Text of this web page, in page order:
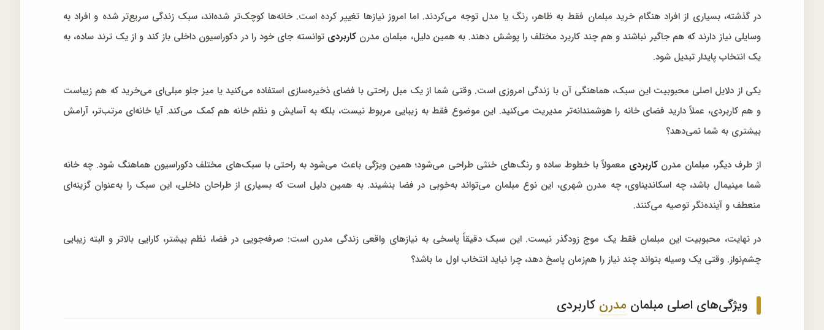
در گذشته، بسیاری از افراد هنگام خرید مبلمان فقط به ظاهر، رنگ یا مدل توجه می‌کردند. اما امروز نیازها تغییر کرده است. خانه‌ها کوچک‌تر شده‌اند، سبک زندگی سریع‌تر شده و افراد به
وسایلی نیاز دارند که هم جاگیر نباشند و هم چند کاربرد مختلف را پوشش دهند. به همین دلیل، مبلمان مدرنکاربردی توانسته جای خود را در دکوراسیون داخلی باز کند و از یک ترند ساده، به
یک انتخاب پایدار تبدیل شود.
یکی از دلایل اصلی محبوبیت این سبک، هماهنگی آن با زندگی امروزی است. وقتی شما از یک مبل راحتی با فضای ذخیره‌سازی استفاده می‌کنید یا میز جلو مبلی‌ای می‌خرید که هم زیباست
و هم کاربردی، عملاً دارید فضای خانه را هوشمندانه‌تر مدیریت می‌کنید. این موضوع فقط به زیبایی مربوط نیست، بلکه به آسایش و نظم خانه هم کمک می‌کند. آیا خانه‌ای مرتب‌تر، آرامش
بیشتری به شما نمی‌دهد؟
از طرف دیگر، مبلمان مدرنکاربردی معمولاً با خطوط ساده و رنگ‌های خنثی طراحی می‌شود؛ همین ویژگی باعث می‌شود به راحتی با سبک‌های مختلف دکوراسیون هماهنگ شود. چه خانه
شما مینیمال باشد، چه اسکاندیناوی، چه مدرن شهری، این نوع مبلمان می‌تواند به‌خوبی در فضا بنشیند. به همین دلیل است که بسیاری از طراحان داخلی، این سبک را به‌عنوان گزینه‌ای
منعطف و آینده‌نگر توصیه می‌کنند.
در نهایت، محبوبیت این مبلمان فقط یک موج زودگذر نیست. این سبک دقیقاً پاسخی به نیازهای واقعی زندگی مدرن است: صرفه‌جویی در فضا، نظم بیشتر، کارایی بالاتر و البته زیبایی
چشم‌نواز. وقتی یک وسیله بتواند چند نیاز را هم‌زمان پاسخ دهد، چرا نباید انتخاب اول ما باشد؟
ویژگی‌های اصلی مبلمان مدرن کاربردی